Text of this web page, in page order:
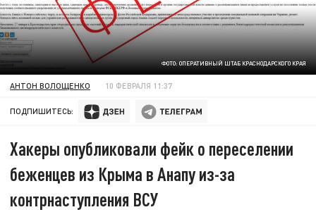
ФОТО: ОПЕРАТИВНЫЙ ШТАБ КРАСНОДАРСКОГО КРАЯ
АНТОН ВОЛОЩЕНКО 10 ФЕВРАЛЯ 11:37
ПОДПИШИТЕСЬ:
Хакеры опубликовали фейк о переселении
беженцев из Крыма в Анапу из-за
контрнаступления ВСУ